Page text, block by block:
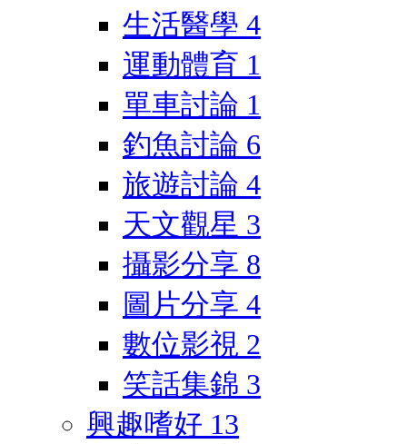
生活醫學 4
運動體育 1
單車討論 1
釣魚討論 6
旅遊討論 4
天文觀星 3
攝影分享 8
圖片分享 4
數位影視 2
笑話集錦 3
興趣嗜好 13